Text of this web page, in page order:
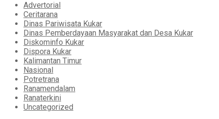
Advertorial
Ceritarana
Dinas Pariwisata Kukar
Dinas Pemberdayaan Masyarakat dan Desa Kukar
Diskominfo Kukar
Dispora Kukar
Kalimantan Timur
Nasional
Potretrana
Ranamendalam
Ranaterkini
Uncategorized